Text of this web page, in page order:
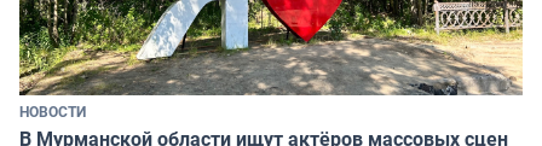
НОВОСТИ
В Мурманской области ищут актёров массовых сцен